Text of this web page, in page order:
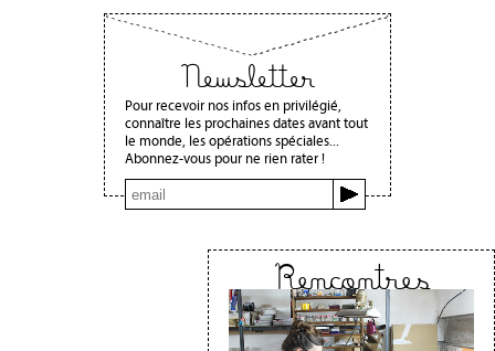
Newsletter
Pour recevoir nos infos en privilégié,
connaître les prochaines dates avant tout
le monde, les opérations spéciales...
Abonnez-vous pour ne rien rater !
Rencontres